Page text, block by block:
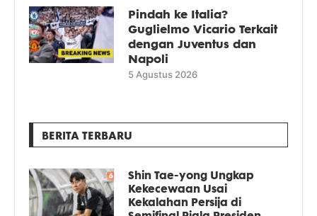
Pindah ke Italia?
Guglielmo Vicario Terkait
dengan Juventus dan
Napoli
5 Agustus 2026
BERITA TERBARU
Shin Tae-yong Ungkap
Kekecewaan Usai
Kekalahan Persija di